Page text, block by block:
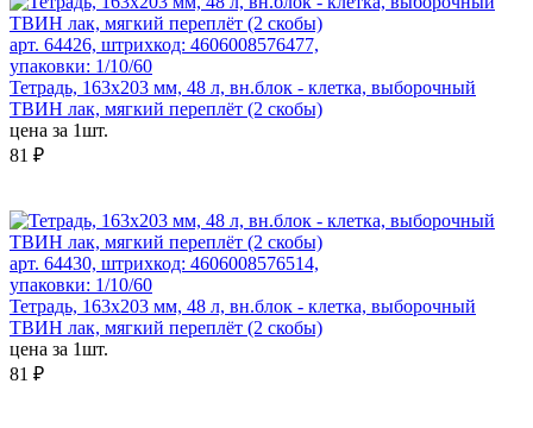
арт. 64426, штрихкод: 4606008576477,
упаковки: 1/10/60
Тетрадь, 163х203 мм, 48 л, вн.блок - клетка, выборочный
ТВИН лак, мягкий переплёт (2 скобы)
цена за 1шт.
81 ₽
арт. 64430, штрихкод: 4606008576514,
упаковки: 1/10/60
Тетрадь, 163х203 мм, 48 л, вн.блок - клетка, выборочный
ТВИН лак, мягкий переплёт (2 скобы)
цена за 1шт.
81 ₽